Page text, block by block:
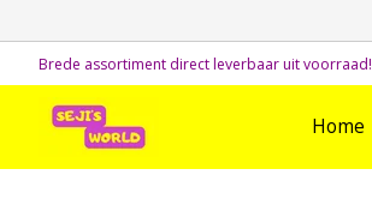
Brede assortiment direct leverbaar uit voorraad!
Home